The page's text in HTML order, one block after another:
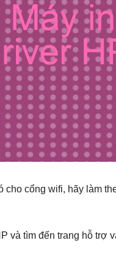
cho cổng wifi, hãy làm
và tìm đến trang hỗ trợ